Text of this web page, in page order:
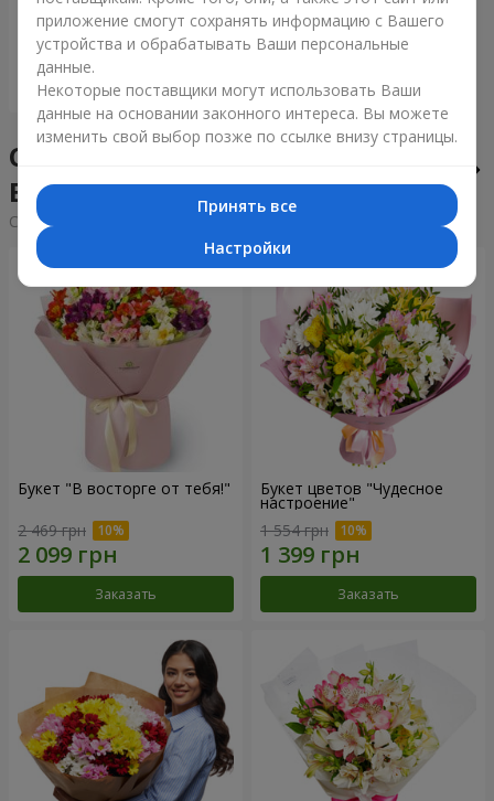
6 152 грн
Заказать
Сборные букеты в городе
Водогон
Cортировка: дорогие
Букет "В восторге от тебя!"
2 469 грн
Заказать
Букет цветов "Чудесное
настроение"
1 554 грн
Заказать
приложение смогут сохранять информацию с Вашего
устройства и обрабатывать Ваши персональные
данные.
Некоторые поставщики могут использовать Ваши
данные на основании законного интереса. Вы можете
изменить свой выбор позже по ссылке внизу страницы.
Принять все
Настройки